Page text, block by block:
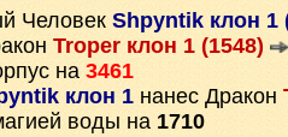
Человек Shpyntik клон 1
Troper клон 1 (1548)
на 3461
клон 1 нанес Дракон
воды на 1710